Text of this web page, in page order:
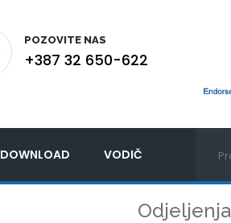
POZOVITE NAS
+387 32 650-622
DOWNLOAD VODIČ
Odjeljenja